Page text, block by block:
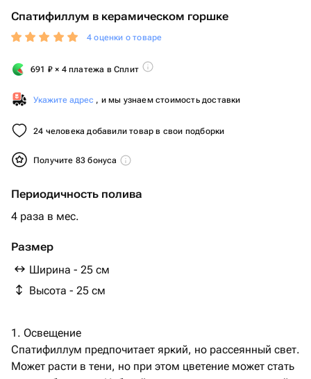
Спатифиллум в керамическом горшке
4 оценки о товаре
691 ₽ × 4 платежа в Сплит
Укажите адрес , и мы узнаем стоимость доставки
24 человека добавили товар в свои подборки
Получите 83 бонуса
Периодичность полива
4 раза в мес.
Размер
Ширина - 25 см
Высота - 25 см
1. Освещение
Спатифиллум предпочитает яркий, но рассеянный свет.
Может расти в тени, но при этом цветение может стать